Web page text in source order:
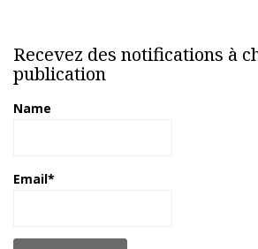
Recevez des notifications à
publication
Name
Email*